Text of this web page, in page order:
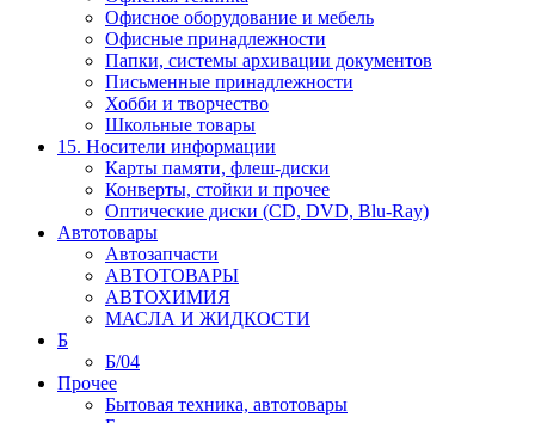
Офисное оборудование и мебель
Офисные принадлежности
Папки, системы архивации документов
Письменные принадлежности
Хобби и творчество
Школьные товары
15. Носители информации
Карты памяти, флеш-диски
Конверты, стойки и прочее
Оптические диски (CD, DVD, Blu-Ray)
Автотовары
Автозапчасти
АВТОТОВАРЫ
АВТОХИМИЯ
МАСЛА И ЖИДКОСТИ
Б
Б/04
Прочее
Бытовая техника, автотовары